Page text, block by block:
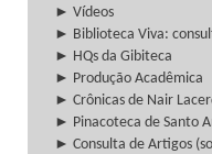
► Vídeos
► Biblioteca Viva:
► HQs da Gibiteca
► Produção Acadêmica
► Crônicas de Nair
► Pinacoteca de Santo
► Consulta de Artigos